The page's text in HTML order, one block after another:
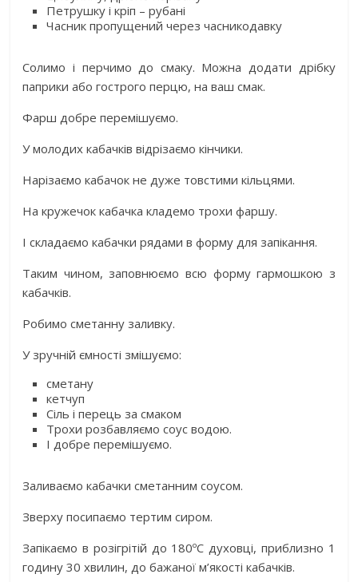
Петрушку і кріп – рубані
Часник пропущений через часникодавку
Солимо і перчимо до смаку. Можна додати дрібку
паприки або гострого перцю, на ваш смак.
Фарш добре перемішуємо.
У молодих кабачків відрізаємо кінчики.
Нарізаємо кабачок не дуже товстими кільцями.
На кружечок кабачка кладемо трохи фаршу.
І складаємо кабачки рядами в форму для запікання.
Таким чином, заповнюємо всю форму гармошкою з
кабачків.
Робимо сметанну заливку.
У зручній ємності змішуємо:
сметану
кетчуп
Сіль і перець за смаком
Трохи розбавляємо соус водою.
І добре перемішуємо.
Заливаємо кабачки сметанним соусом.
Зверху посипаємо тертим сиром.
Запікаємо в розігрітій до 180ºC духовці, приблизно 1
годину 30 хвилин, до бажаної м’якості кабачків.